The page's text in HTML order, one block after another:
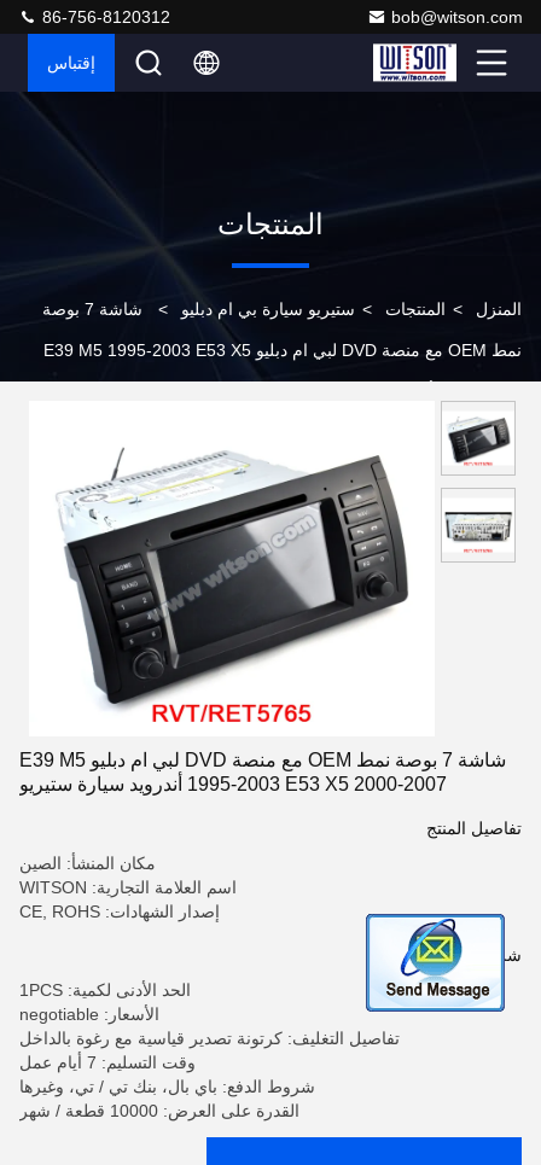
bob@witson.com
86-756-8120312
إقتباس
المنتجات
المنزل > المنتجات > ستيريو سيارة بي ام دبليو > شاشة 7 بوصة
نمط OEM مع منصة DVD لبي ام دبليو E39 M5 1995-2003 E53 X5
شاشة 7 بوصة نمط OEM مع منصة DVD لبي ام دبليو E39 M5
1995-2003 E53 X5 2000-2007 أندرويد سيارة ستيريو
تفاصيل المنتج
مكان المنشأ: الصين
اسم العلامة التجارية: WITSON
إصدار الشهادات: CE, ROHS
شروط الدفع والشحن
الحد الأدنى لكمية: 1PCS
الأسعار: negotiable
تفاصيل التغليف: كرتونة تصدير قياسية مع رغوة بالداخل
وقت التسليم: 7 أيام عمل
شروط الدفع: باي بال، بنك تي / تي، وغيرها
القدرة على العرض: 10000 قطعة / شهر